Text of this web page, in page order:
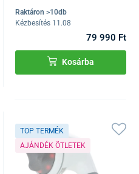
Raktáron >10db
Kézbesítés 11.08
79 990 Ft
Kosárba
TOP TERMÉK
AJÁNDÉK ÖTLETEK